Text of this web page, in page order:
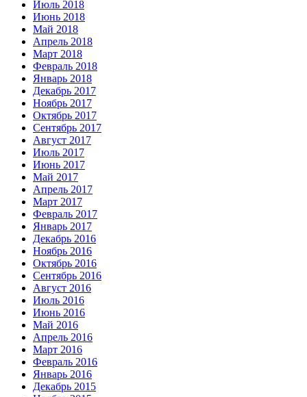
Июль 2018
Июнь 2018
Май 2018
Апрель 2018
Март 2018
Февраль 2018
Январь 2018
Декабрь 2017
Ноябрь 2017
Октябрь 2017
Сентябрь 2017
Август 2017
Июль 2017
Июнь 2017
Май 2017
Апрель 2017
Март 2017
Февраль 2017
Январь 2017
Декабрь 2016
Ноябрь 2016
Октябрь 2016
Сентябрь 2016
Август 2016
Июль 2016
Июнь 2016
Май 2016
Апрель 2016
Март 2016
Февраль 2016
Январь 2016
Декабрь 2015